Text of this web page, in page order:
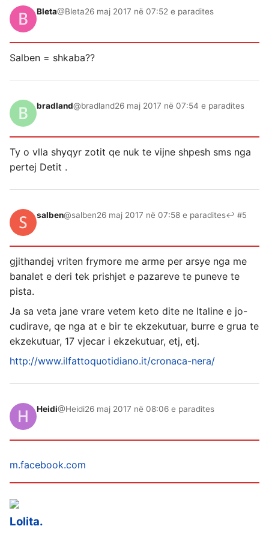
Bleta@Bleta26 maj 2017 në 07:52 e paradites
Salben = shkaba??
bradland@bradland26 maj 2017 në 07:54 e paradites
Ty o vlla shyqyr zotit qe nuk te vijne shpesh sms nga
pertej Detit .
salben@salben26 maj 2017 në 07:58 e paradites↩ #5
gjithandej vriten frymore me arme per arsye nga me
banalet e deri tek prishjet e pazareve te puneve te
pista.
Ja sa veta jane vrare vetem keto dite ne Italine e jo-
cudirave, qe nga at e bir te ekzekutuar, burre e grua te
ekzekutuar, 17 vjecar i ekzekutuar, etj, etj.
http://www.ilfattoquotidiano.it/cronaca-nera/
Heidi@Heidi26 maj 2017 në 08:06 e paradites
m.facebook.com
Lolita.